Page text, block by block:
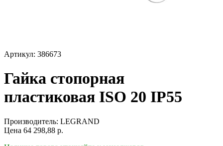
Артикул: 386673
Гайка стопорная
пластиковая ISO 20 IP55
Производитель: LEGRAND
Цена 64 298,88 р.